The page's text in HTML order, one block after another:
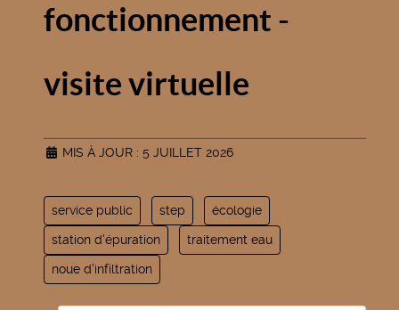
fonctionnement -
visite virtuelle
MIS À JOUR : 5 JUILLET 2026
service public step écologie
station d'épuration traitement eau
noue d'infiltration